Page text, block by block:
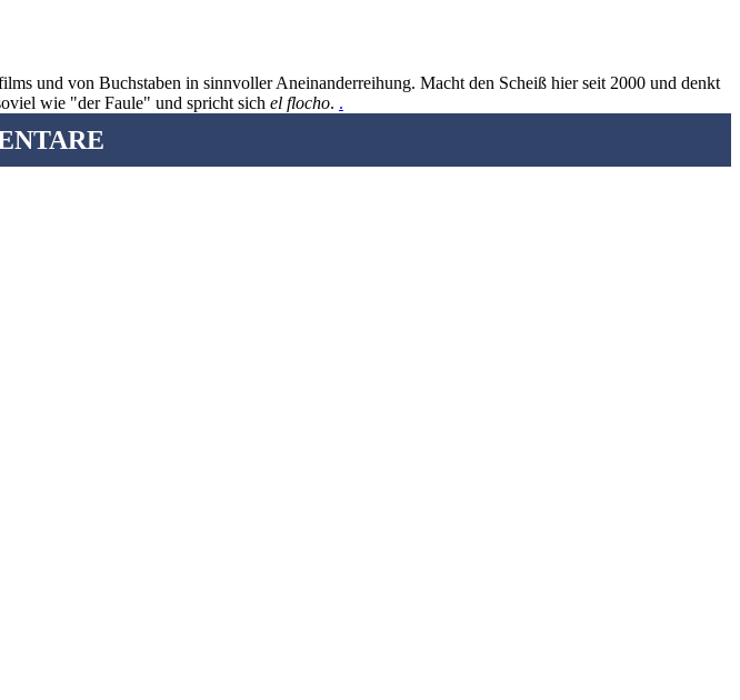
und von Buchstaben in sinnvoller Aneinanderreihung. Macht den Scheiß hier seit 2000 und denkt
wie "der Faule" und spricht sich el flocho. .